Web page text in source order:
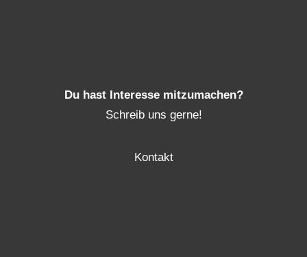
Du hast Interesse mitzumachen?
Schreib uns gerne!
Kontakt